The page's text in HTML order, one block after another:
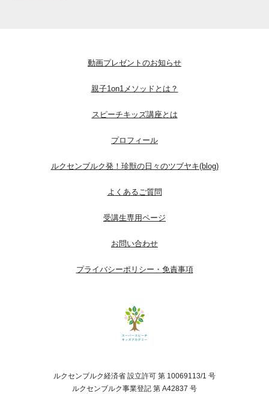
動画プレゼントのお知らせ
親子1on1メソッドとは？
スピーチキッズ講座とは
プロフィール
ルクセンブルク発！珍獣の日々のツブヤキ(blog)
よくあるご質問
受講生専用ページ
お問い合わせ
プライバシーポリシー・免責事項
ルクセンブルク経済省 設立許可 第 10069113/1 号
ルクセンブルク事業登記 第 A42837 号